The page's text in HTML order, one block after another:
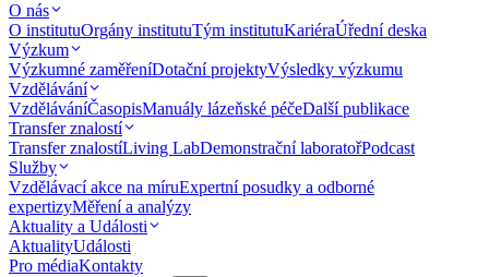
O nás
O institutuOrgány institutuTým institutuKariéraÚřední deska
Výzkum
Výzkumné zaměřeníDotační projektyVýsledky výzkumu
Vzdělávání
VzděláváníČasopisManuály lázeňské péčeDalší publikace
Transfer znalostí
Transfer znalostíLiving LabDemonstrační laboratořPodcast
Služby
Vzdělávací akce na míruExpertní posudky a odborné
expertizyMěření a analýzy
Aktuality a Události
AktualityUdálosti
Pro médiaKontakty